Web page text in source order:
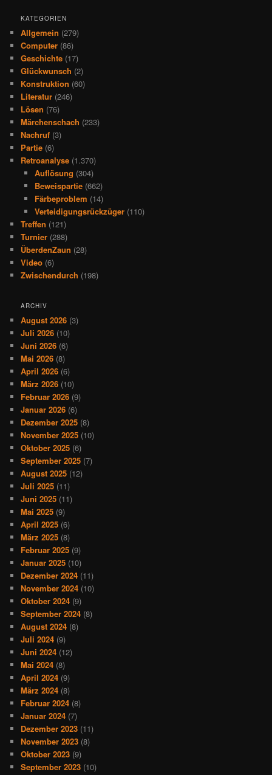
KATEGORIEN
Allgemein (279)
Computer (86)
Geschichte (17)
Glückwunsch (2)
Konstruktion (60)
Literatur (246)
Lösen (76)
Märchenschach (233)
Nachruf (3)
Partie (6)
Retroanalyse (1.370)
Auflösung (304)
Beweispartie(662)
Färbeproblem (14)
Verteidigungsrückzüger(110)
Treffen (121)
Turnier (288)
ÜberdenZaun (28)
Video (6)
Zwischendurch (198)
ARCHIV
August 2026 (3)
Juli 2026 (10)
Juni 2026 (6)
Mai 2026 (8)
April 2026 (6)
März 2026 (10)
Februar 2026 (9)
Januar 2026 (6)
Dezember 2025 (8)
November 2025 (10)
Oktober 2025 (6)
September 2025 (7)
August 2025 (12)
Juli 2025 (11)
Juni 2025 (11)
Mai 2025 (9)
April 2025 (6)
März 2025 (8)
Februar 2025 (9)
Januar 2025 (10)
Dezember 2024 (11)
November 2024 (10)
Oktober 2024 (9)
September 2024 (8)
August 2024 (8)
Juli 2024 (9)
Juni 2024 (12)
Mai 2024 (8)
April 2024 (9)
März 2024 (8)
Februar 2024 (8)
Januar 2024 (7)
Dezember 2023 (11)
November 2023 (8)
Oktober 2023 (9)
September 2023 (10)